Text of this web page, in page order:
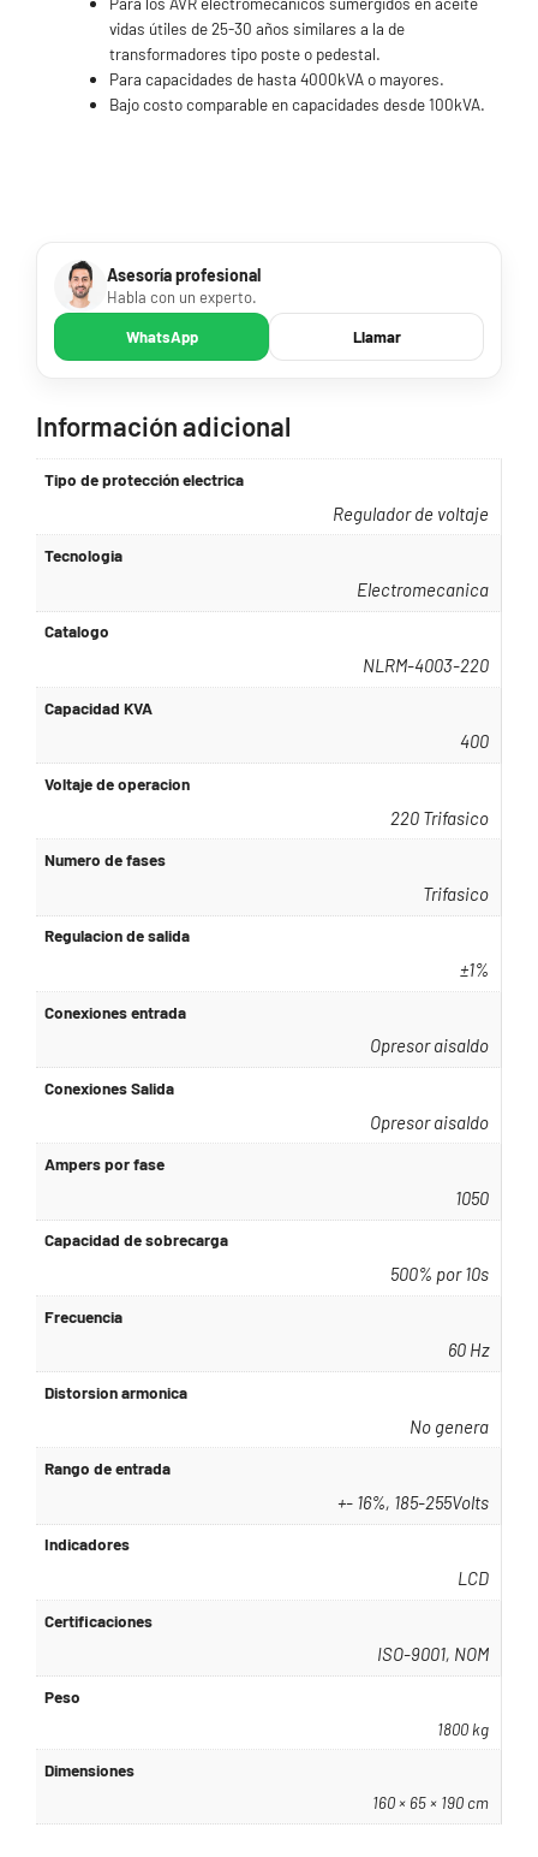
vidas útiles de 25-30 años similares a la de
transformadores tipo poste o pedestal.
Para capacidades de hasta 4000kVA o mayores.
Bajo costo comparable en capacidades desde 100kVA.
Asesoría profesional
Habla con un experto.
WhatsApp Llamar
Información adicional
Tipo de protección electrica
Regulador de voltaje
Tecnologia
Electromecanica
Catalogo
NLRM-4003-220
Capacidad KVA
400
Voltaje de operacion
220 Trifasico
Numero de fases
Trifasico
Regulacion de salida
±1%
Conexiones entrada
Opresor aisaldo
Conexiones Salida
Opresor aisaldo
Ampers por fase
1050
Capacidad de sobrecarga
500% por 10s
Frecuencia
60 Hz
Distorsion armonica
No genera
Rango de entrada
+- 16%, 185-255Volts
Indicadores
LCD
Certificaciones
ISO-9001, NOM
Peso
1800 kg
Dimensiones
160 × 65 × 190 cm